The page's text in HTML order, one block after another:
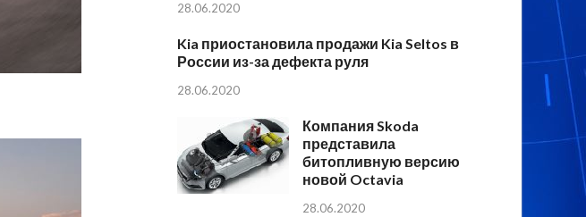
28.06.2020
Kia приостановила продажи Kia Seltos в
России из-за дефекта руля
28.06.2020
Компания Skoda
представила
битопливную версию
новой Octavia
28.06.2020